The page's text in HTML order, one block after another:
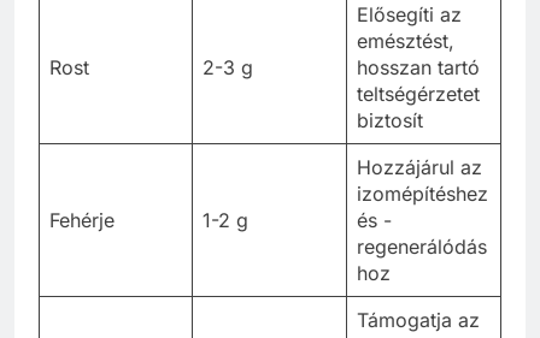
Rost 2-3 g
Elősegíti az
emésztést,
hosszan tartó
teltségérzetet
biztosít
Fehérje 1-2 g
Hozzájárul az
izomépítéshez
és -
regenerálódás
hoz
Támogatja az